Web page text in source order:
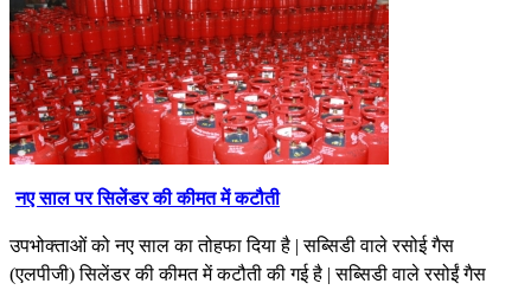
नए साल पर सिलेंडर की कीमत में कटौती
उपभोक्ताओं को नए साल का तोहफा दिया है | सब्सिडी वाले रसोई गैस
(एलपीजी) सिलेंडर की कीमत में कटौती की गई है | सब्सिडी वाले रसोईं गैस